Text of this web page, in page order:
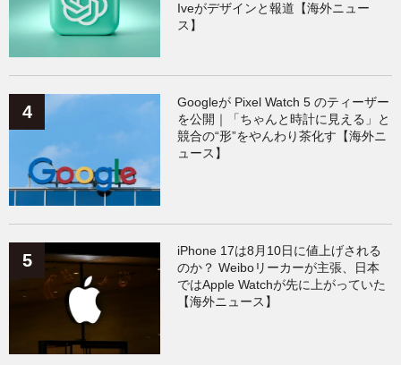
Iveがデザインと報道【海外ニュー
ス】
Googleが Pixel Watch 5 のティーザー
を公開｜「ちゃんと時計に見える」と
競合の“形”をやんわり茶化す【海外ニ
ュース】
iPhone 17は8月10日に値上げされる
のか？ Weiboリーカーが主張、日本
ではApple Watchが先に上がっていた
【海外ニュース】